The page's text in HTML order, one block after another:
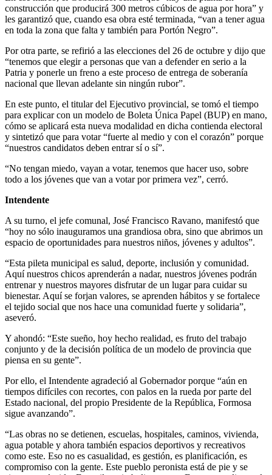
construcción que producirá 300 metros cúbicos de agua por hora” y
les garantizó que, cuando esa obra esté terminada, “van a tener agua
en toda la zona que falta y también para Portón Negro”.
Por otra parte, se refirió a las elecciones del 26 de octubre y dijo que
“tenemos que elegir a personas que van a defender en serio a la
Patria y ponerle un freno a este proceso de entrega de soberanía
nacional que llevan adelante sin ningún rubor”.
En este punto, el titular del Ejecutivo provincial, se tomó el tiempo
para explicar con un modelo de Boleta Única Papel (BUP) en mano,
cómo se aplicará esta nueva modalidad en dicha contienda electoral
y sintetizó que para votar “fuerte al medio y con el corazón” porque
“nuestros candidatos deben entrar sí o sí”.
“No tengan miedo, vayan a votar, tenemos que hacer uso, sobre
todo a los jóvenes que van a votar por primera vez”, cerró.
Intendente
A su turno, el jefe comunal, José Francisco Ravano, manifestó que
“hoy no sólo inauguramos una grandiosa obra, sino que abrimos un
espacio de oportunidades para nuestros niños, jóvenes y adultos”.
“Esta pileta municipal es salud, deporte, inclusión y comunidad.
Aquí nuestros chicos aprenderán a nadar, nuestros jóvenes podrán
entrenar y nuestros mayores disfrutar de un lugar para cuidar su
bienestar. Aquí se forjan valores, se aprenden hábitos y se fortalece
el tejido social que nos hace una comunidad fuerte y solidaria”,
aseveró.
Y ahondó: “Este sueño, hoy hecho realidad, es fruto del trabajo
conjunto y de la decisión política de un modelo de provincia que
piensa en su gente”.
Por ello, el Intendente agradeció al Gobernador porque “aún en
tiempos difíciles con recortes, con palos en la rueda por parte del
Estado nacional, del propio Presidente de la República, Formosa
sigue avanzando”.
“Las obras no se detienen, escuelas, hospitales, caminos, vivienda,
agua potable y ahora también espacios deportivos y recreativos
como este. Eso no es casualidad, es gestión, es planificación, es
compromiso con la gente. Este pueblo peronista está de pie y se